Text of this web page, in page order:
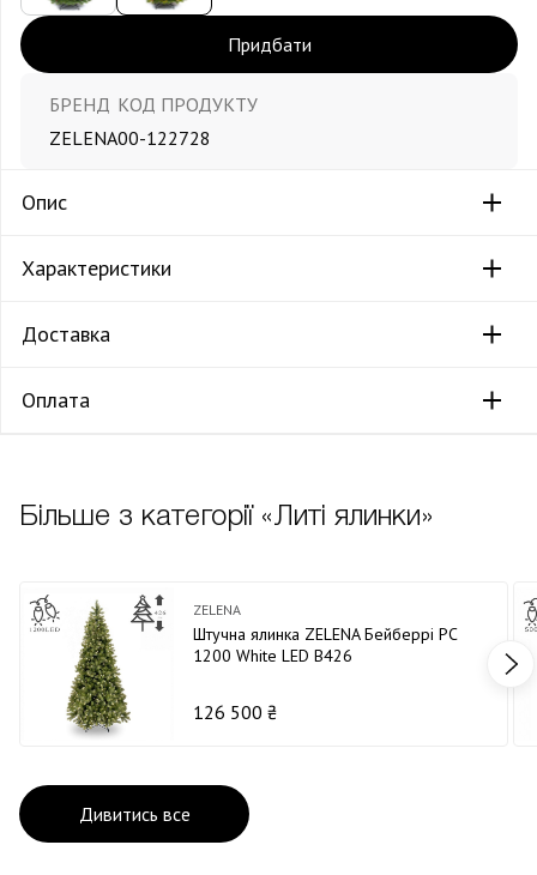
Придбати
БРЕНД
ZELENA
КОД ПРОДУКТУ
00-122728
Опис
Характеристики
Доставка
Оплата
Більше з категорії «Литі ялинки»
ZELENA
Штучна ялинка ZELENA Бейберрі PC
1200 White LED В426
126 500 ₴
Дивитись все